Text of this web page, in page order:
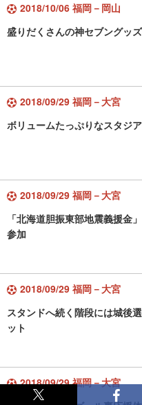
2018/10/06 福岡－岡山
盛りだくさんの神セブングッズ
2018/09/29 福岡－大宮
ボリュームたっぷりなスタジ
2018/09/29 福岡－大宮
「北海道胆振東部地震義援金
参加
2018/09/29 福岡－大宮
スタンドへ続く階段には城後
ット
2018/09/29 福岡－大宮